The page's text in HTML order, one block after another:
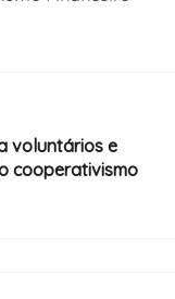
voluntários e
cooperativismo